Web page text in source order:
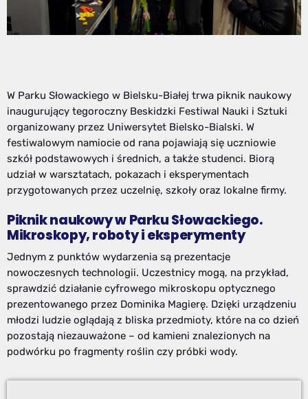
W Parku Słowackiego w Bielsku-Białej trwa piknik naukowy
inaugurujący tegoroczny Beskidzki Festiwal Nauki i Sztuki
organizowany przez Uniwersytet Bielsko-Bialski. W
festiwalowym namiocie od rana pojawiają się uczniowie
szkół podstawowych i średnich, a także studenci. Biorą
udział w warsztatach, pokazach i eksperymentach
przygotowanych przez uczelnię, szkoły oraz lokalne firmy.
Piknik naukowy w Parku Słowackiego.
Mikroskopy, roboty i eksperymenty
Jednym z punktów wydarzenia są prezentacje
nowoczesnych technologii. Uczestnicy mogą, na przykład,
sprawdzić działanie cyfrowego mikroskopu optycznego
prezentowanego przez Dominika Magierę. Dzięki urządzeniu
młodzi ludzie oglądają z bliska przedmioty, które na co dzień
pozostają niezauważone – od kamieni znalezionych na
podwórku po fragmenty roślin czy próbki wody.